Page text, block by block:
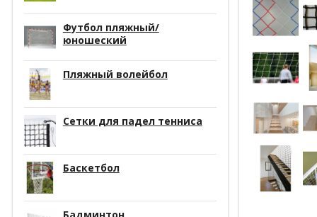
Футбол пляжный/
юношеский
Пляжный волейбол
Сетки для падел тенниса
Баскетбол